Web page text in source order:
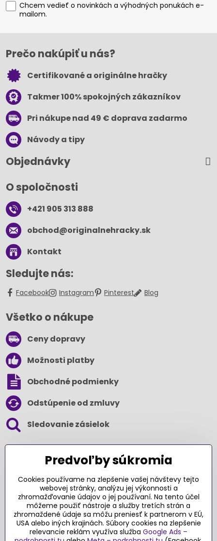
Chcem vedieť o novinkách a výhodných ponukách e-
mailom.
Prečo nakúpiť u nás?
Certifikované a originálne hračky
Takmer 100% spokojných zákazníkov
Pri nákupe nad 49 € doprava zadarmo
Návody a tipy
Objednávky
O spoločnosti
+421 905 313 888
obchod​@originalnehracky​.sk
Kontakt
Sledujte nás:
Facebook Instagram Pinterest Blog
Všetko o nákupe
Ceny dopravy
Možnosti platby
Obchodné podmienky
Odstúpenie od zmluvy
Sledovanie zásielok
Ďakujeme za podporu
Sme slovenský e-shop​. Fungujeme len
vďaka vám – rodičom a všetkým, ktorí veria
Predvoľby súkromia
Cookies používame na zlepšenie vašej návštevy tejto
webovej stránky, analýzu jej výkonnosti a
zhromažďovanie údajov o jej používaní. Na tento účel
môžeme použiť nástroje a služby tretích strán a
zhromaždené údaje sa môžu preniesť k partnerom v EÚ,
USA alebo iných krajinách. Súbory cookies na zlepšenie
relevancie reklám využíva služba Google Ads –